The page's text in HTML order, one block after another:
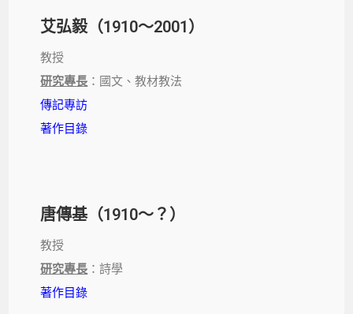
艾弘毅（1910～2001）
教授
研究專長 ：國文、教材教法
傳記專訪
著作目錄
唐傳基（1910～？）
教授
研究專長 ：詩學
著作目錄